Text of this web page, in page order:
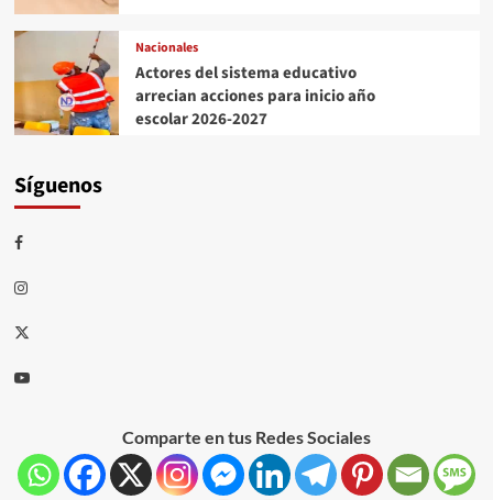
Nacionales
Actores del sistema educativo
arrecian acciones para inicio año
escolar 2026-2027
Síguenos
Comparte en tus Redes Sociales